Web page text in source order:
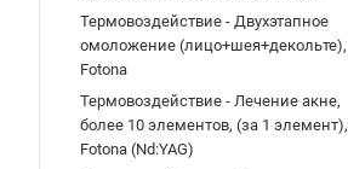
Термовоздействие - Двухэтапное
омоложение (лицо+шея+декольте),
Fotona
Термовоздействие - Лечение акне,
более 10 элементов, (за 1 элемент),
Fotona (Nd:YAG)